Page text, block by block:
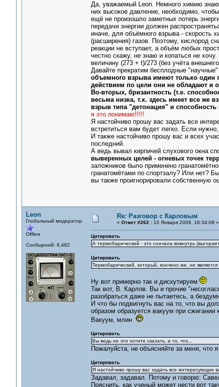
Да, уважаемый Leon. Немного химию знаю.
них высокое давление, необходимо,
ещё не произошло заметных потерь
передачи энергии должен
иначе, для объёмного взрыва - скорость
(расширения) газов. Поэтому, кислород
реакции не вступает, а объём любых
честно скажу, не знаю и копаться не
величину (273 + t)/273 (без учёта
Давайте прекратим бесплодные
объемного взрыва имеют только
действием по цели они не обладают и
Во-вторых, бризантность (т.е.
весьма низка, т.к. здесь имеет все же
взрыв типа "детонация" и
я это понимаю!!!!!
Я настойчиво прошу вас задать все
встретиться вам будет легко. Если
И также настойчиво прошу вас и всех
последний.
А ведь вывал кирпичей слухового окна
выверенных целей - огневых точек
заложников было применено
гранатомётами по спортзалу? Или нет?
вы также проигнорировали собственную
Leon
Глобальный модератор
Offline
Сообщений: 6,482
Re: Разговор с Карловым
« Ответ #262 :10 Января 2009, 18:34:08 »
Цитировать
А термобарический - это сначала вовнутрь
Цитировать
Термобарический, который, кончено же, не
Ну вот примерно так и дискутируем
Так вот, В. Карлов. Вы и прочие
разобраться даже не пытаетесь, а
И что бы подвигнуть вас на то, что вы
образом образуется вакуум при
Вакуум, млин
Цитировать
Вы ведь не это хотите сказать, а то, что...
Пожалуйста, не объясняйте за меня, что
Цитировать
Я настойчиво прошу вас задать все интересующие
Задавал, задавал. Потому и говорю:
Пояснить, как ученый может нести вот